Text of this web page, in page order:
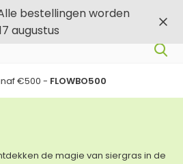
bestellingen worden
augustus
€500 - FLOWBO500
de magie van siergras in de